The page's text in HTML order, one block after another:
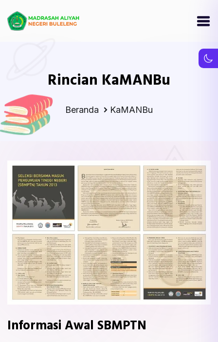
Rincian KaMANBu
Beranda KaMANBu
Informasi Awal SBMPTN